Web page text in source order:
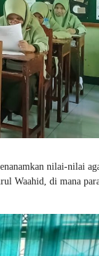
nilai-nilai
Waahid, di mana